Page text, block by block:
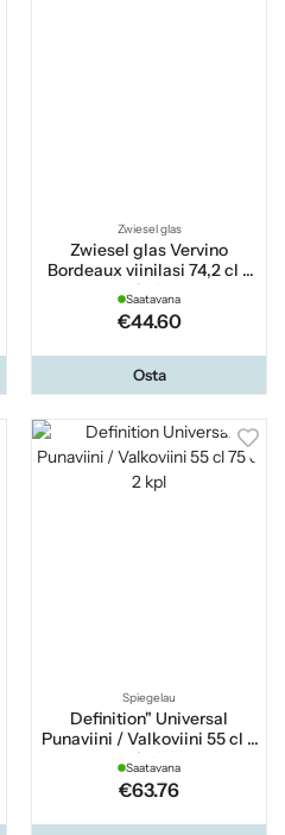
Zwiesel glas
Zwiesel glas Vervino
Bordeaux viinilasi 74,2 cl 2
kpl
Saatavana
€44.60
Osta
Spiegelau
Definition" Universal
Punaviini / Valkoviini 55 cl 2
kpl
Saatavana
€63.76